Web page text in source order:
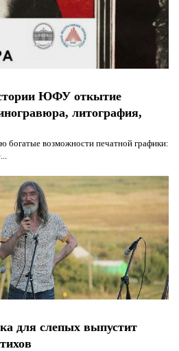
ЮФУ откытие
литография,
богатые возможности печатной графики:
для слепых выпустит
конфиденциальности и
конфиденциальности и